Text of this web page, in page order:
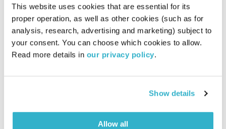
This website uses cookies that are essential for its
proper operation, as well as other cookies (such as for
analysis, research, advertising and marketing) subject to
your consent. You can choose which cookies to allow.
Read more details in our privacy policy.
Show details
Allow all
עפות על מחזור
וסמדר מילר
איך הפך המחזור הנשי למשהו שצריך להסתיר? ומתי הפך הדם